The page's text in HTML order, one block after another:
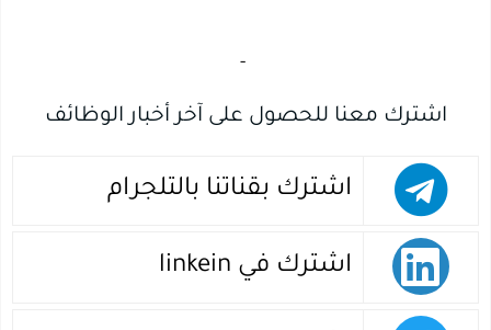
-‏
اشترك معنا للحصول على آخر أخبار الوظائف
اشترك بقناتنا بالتلجرام
اشترك في linkein